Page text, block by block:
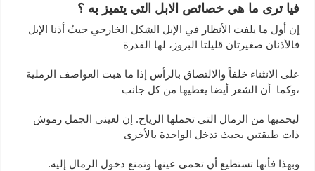
فيا ترى ما هي خصائص الابل التي يتميز به ؟
إن أول ما يلفت الأنظار في الإبل الشكل الخارجي حيثُ أذنا الإبل
فالأذنان صغيرتان قليلتا البروز، لها القدرة
على الانثناء خلفاً والالتصاق بالرأس إذا ما هبت العواصف الرملية
،وكما أن الشعر أيضا يغطيها من كل جانب
ليحميها من الرمال التي تحملها الرياح. إن لعيني الجمل رموش
ذات طبقتين بحيث تدخل الواحدة بالأخرى
وبهذا فأنها تستطيع أن تحمى عينها وتمنع دخول الرمال إليه.